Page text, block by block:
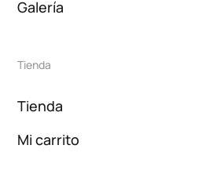
Galería
Tienda
Tienda
Mi carrito